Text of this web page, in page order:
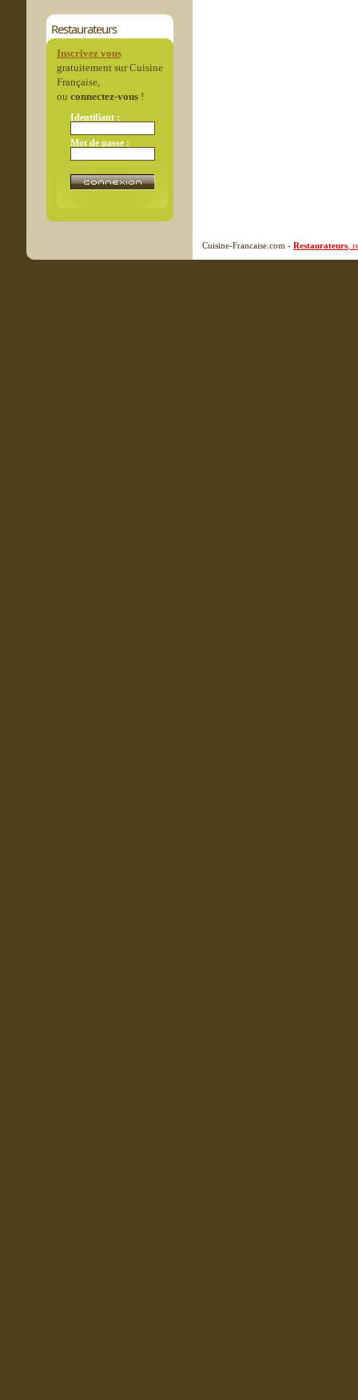
Restaurateurs
Inscrivez vous
gratuitement sur Cuisine
Française,
ou connectez-vous!
Identifiant :
Mot de passe :
Cuisine-Francaise.com - Restaurateurs ,